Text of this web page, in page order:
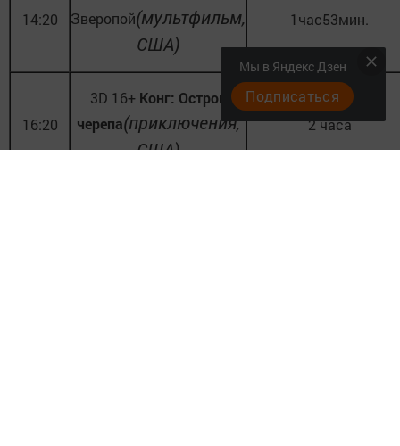
14:20
Зверопой(мультфильм,
США)
1час53мин.
16:20
3D 16+ Конг: Остров
черепа(приключения,
США)
2 часа
Мы в Яндекс Дзен
Подписаться